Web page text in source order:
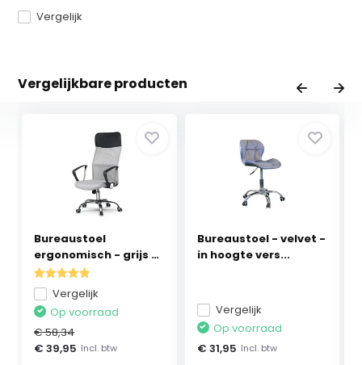
Vergelijk
Vergelijkbare producten
Bureaustoel
ergonomisch - grijs -
Syd...
Vergelijk
Op voorraad
€ 58,34
€ 39,95 Incl. btw
Bureaustoel - velvet -
in hoogte vers...
Vergelijk
Op voorraad
€ 31,95 Incl. btw